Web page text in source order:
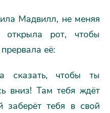
Мадвилл, не меняя
рот, чтобы
её:
чтобы ты
вниз! Там тебя ждёт
заберёт тебя в свой